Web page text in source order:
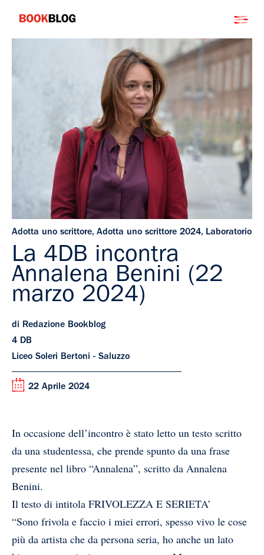
contenuto
Bookblog
Adotta uno scrittore, Adotta uno scrittore 2024, Laboratorio
La 4DB incontra
Annalena Benini (22
marzo 2024)
di Redazione Bookblog
4 DB
Liceo Soleri Bertoni - Saluzzo
22 Aprile 2024
In occasione dell’incontro è stato letto un testo scritto
da una studentessa, che prende spunto da una frase
presente nel libro “Annalena”, scritto da Annalena
Benini.
Il testo di intitola FRIVOLEZZA E SERIETA’
“Sono frivola e faccio i miei errori, spesso vivo le cose
più da artista che da persona seria, ho anche un lato